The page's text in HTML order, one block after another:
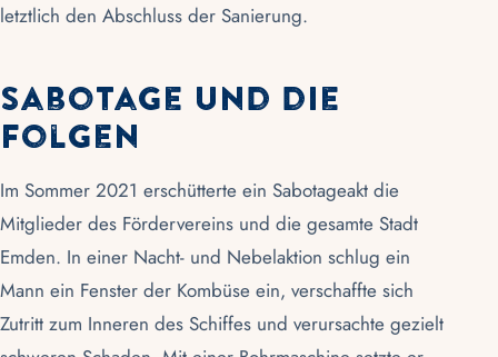
letztlich den Abschluss der Sanierung.
Sabotage und die
Folgen
Im Sommer 2021 erschütterte ein Sabotageakt die
Mitglieder des Fördervereins und die gesamte Stadt
Emden. In einer Nacht- und Nebelaktion schlug ein
Mann ein Fenster der Kombüse ein, verschaffte sich
Zutritt zum Inneren des Schiffes und verursachte gezielt